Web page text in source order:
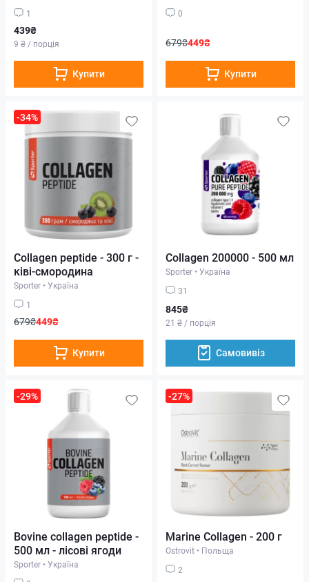
1
439₴
9 ₴ / порція
Купити
0
679₴449₴
Купити
-34%
Collagen peptide - 300 г -
ківі-смородина
Sporter • Україна
1
679₴449₴
Купити
Collagen 200000 - 500 мл
Sporter • Україна
31
845₴
21 ₴ / порція
Самовивіз
-29%
Bovine collagen peptide -
500 мл - лісові ягоди
Sporter • Україна
-27%
Marine Collagen - 200 г
Ostrovit • Польща
2